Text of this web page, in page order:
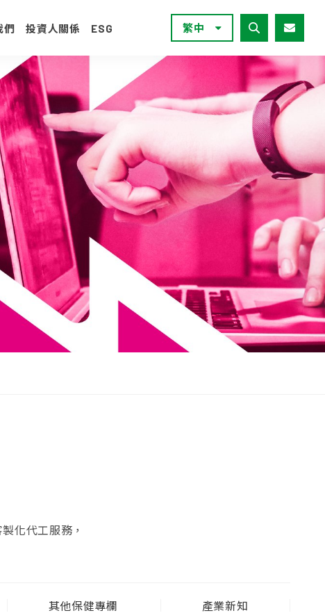
們 投資人關係 ESG 繁中
化代工服務，
其他保健專欄 產業新知